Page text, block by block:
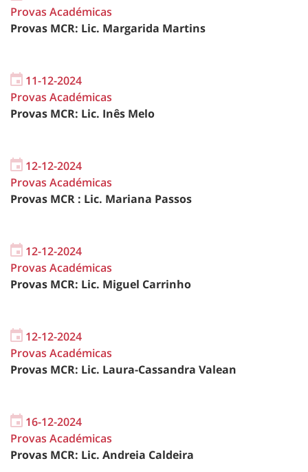
Provas Académicas
Provas MCR: Lic. Margarida Martins
11-12-2024
Provas Académicas
Provas MCR: Lic. Inês Melo
12-12-2024
Provas Académicas
Provas MCR : Lic. Mariana Passos
12-12-2024
Provas Académicas
Provas MCR: Lic. Miguel Carrinho
12-12-2024
Provas Académicas
Provas MCR: Lic. Laura-Cassandra Valean
16-12-2024
Provas Académicas
Provas MCR: Lic. Andreia Caldeira